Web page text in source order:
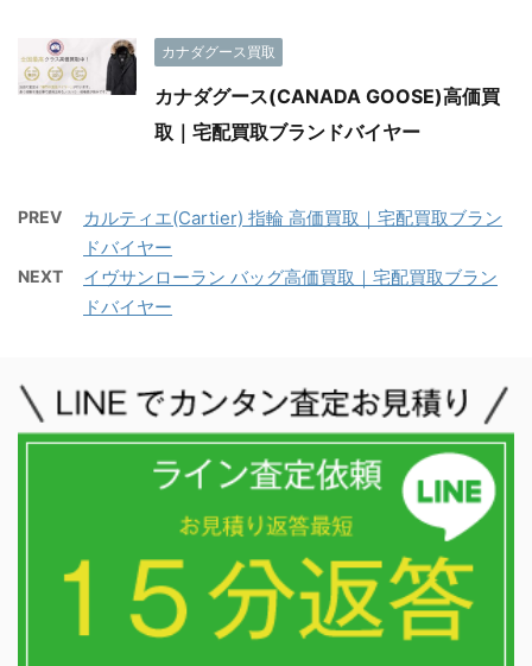
カナダグース買取
カナダグース(CANADA GOOSE)高価買
取｜宅配買取ブランドバイヤー
PREV
カルティエ(Cartier) 指輪 高価買取｜宅配買取ブラン
ドバイヤー
NEXT
イヴサンローラン バッグ高価買取｜宅配買取ブラン
ドバイヤー